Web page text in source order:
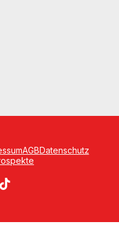
AGBDatenschutz